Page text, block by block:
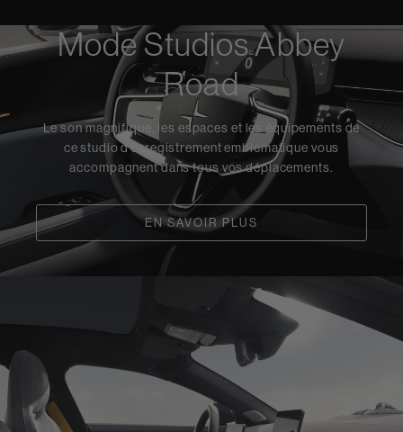
Mode Studios Abbey
Road
Le son magnifique, les espaces et les équipements de
ce studio d’enregistrement emblématique vous
accompagnent dans tous vos déplacements.
EN SAVOIR PLUS